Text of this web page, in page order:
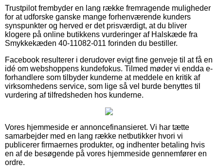
Trustpilot frembyder en lang række fremragende muligheder
for at udforske ganske mange forhenværende kunders
synspunkter og herved er det prisværdigt, at du bliver
klogere på online butikkens vurderinger af Halskæde fra
Smykkekæden 40-11082-011 forinden du bestiller.
Facebook resulterer i derudover evigt fine genveje til at få en
idé om webshoppens kundefokus. Tilmed møder vi endda e-
forhandlere som tilbyder kunderne at meddele en kritik af
virksomhedens service, som lige så vel burde benyttes til
vurdering af tilfredsheden hos kunderne.
Vores hjemmeside er annoncefinansieret. Vi har tætte
samarbejder med en lang række netbutikker hvori vi
publicerer firmaernes produkter, og indhenter betaling hvis
en af de besøgende på vores hjemmeside gennemfører en
ordre.